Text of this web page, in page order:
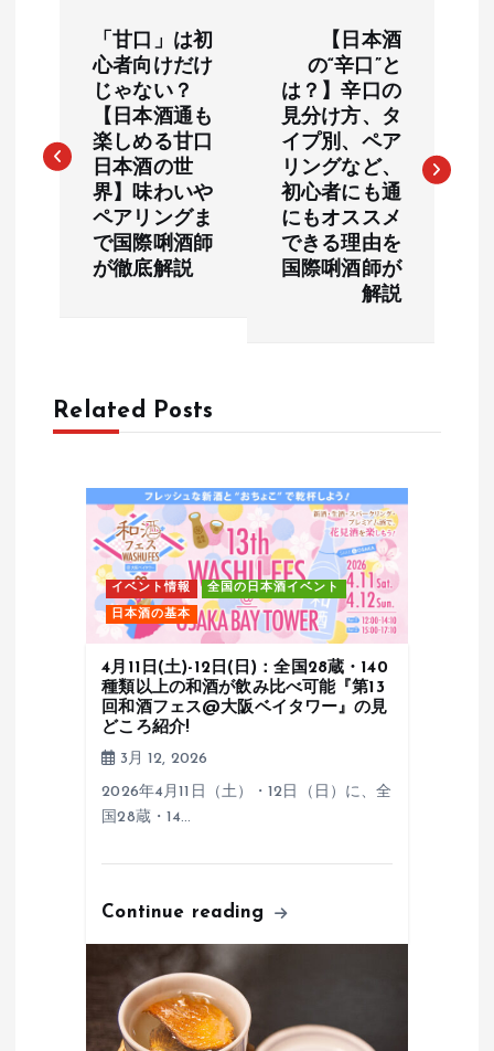
ナ
ビ
ョ
「甘口」は初
心者向けだけ
じゃない？
【日本酒通も
楽しめる甘口
日本酒の世
界】味わいや
ペアリングま
で国際唎酒師
が徹底解説
【日本酒
の“辛口”と
は？】辛口の
見分け方、タ
イプ別、ペア
リングなど、
初心者にも通
にもオススメ
できる理由を
国際唎酒師が
解説
Related Posts
イベント情報 全国の日本酒イベント
日本酒の基本
4月11日(土)-12日(日)：全国28蔵・140
種類以上の和酒が飲み比べ可能『第13
回和酒フェス@大阪ベイタワー』の見
どころ紹介!
3月 12, 2026
2026年4月11日（土）・12日（日）に、全
国28蔵・14…
Continue reading